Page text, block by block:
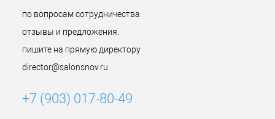
по вопросам сотрудничества
отзывы и предложения.
пишите на прямую директору
director@salonsnov.ru
+7 (903) 017-80-49